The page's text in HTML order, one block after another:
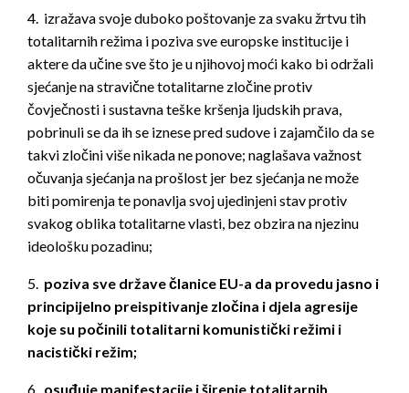
4. izražava svoje duboko poštovanje za svaku žrtvu tih
totalitarnih režima i poziva sve europske institucije i
aktere da učine sve što je u njihovoj moći kako bi održali
sjećanje na stravične totalitarne zločine protiv
čovječnosti i sustavna teške kršenja ljudskih prava,
pobrinuli se da ih se iznese pred sudove i zajamčilo da se
takvi zločini više nikada ne ponove; naglašava važnost
očuvanja sjećanja na prošlost jer bez sjećanja ne može
biti pomirenja te ponavlja svoj ujedinjeni stav protiv
svakog oblika totalitarne vlasti, bez obzira na njezinu
ideološku pozadinu;
5. poziva sve države članice EU-a da provedu jasno i
principijelno preispitivanje zločina i djela agresije
koje su počinili totalitarni komunistički režimi i
nacistički režim;
6. osuđuje manifestacije i širenje totalitarnih